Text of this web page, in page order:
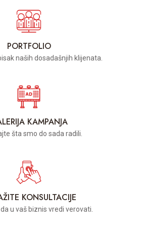
PORTFOLIO
naših dosadašnjih klijenata.
KAMPANJA
šta smo do sada radili.
KONSULTACIJE
u vaš biznis vredi verovati.